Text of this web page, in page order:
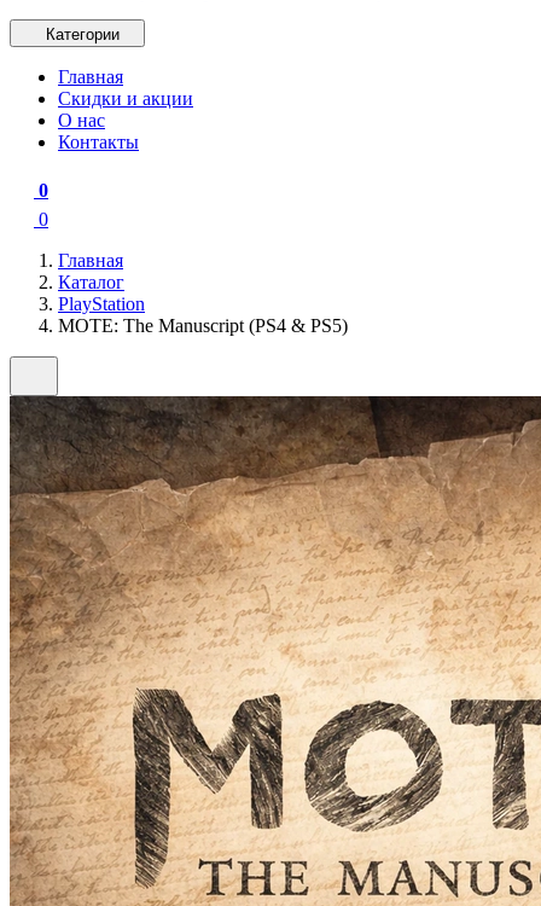
Категории
Главная
Скидки и акции
О нас
Контакты
0
0
Главная
Каталог
PlayStation
MOTE: The Manuscript (PS4 & PS5)